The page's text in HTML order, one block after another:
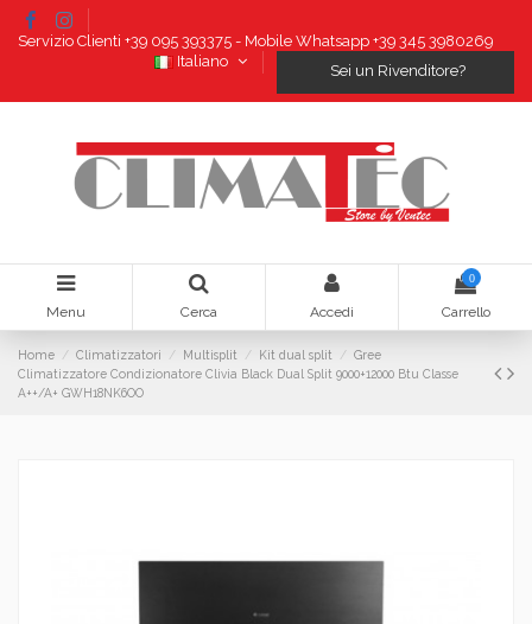
Servizio Clienti +39 095 393375 - Mobile Whatsapp +39 345 3980269
Italiano
Sei un Rivenditore?
Menu Cerca Accedi
0
Carrello
Home Climatizzatori Multisplit Kit dual split
Gree
Climatizzatore Condizionatore Clivia Black Dual Split 9000+12000 Btu Classe
A++/A+ GWH18NK6OO